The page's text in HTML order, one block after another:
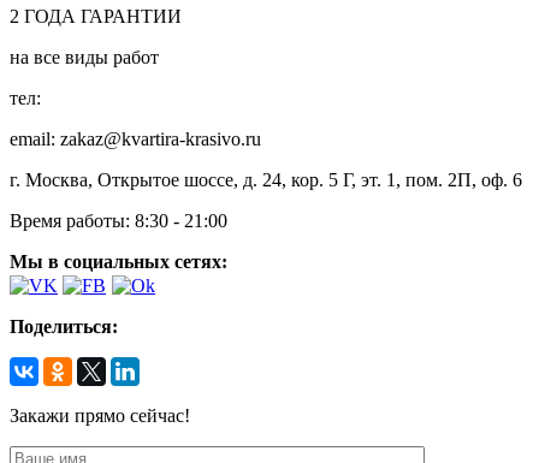
2 ГОДА ГАРАНТИИ
на все виды работ
тел:
email: zakaz@kvartira-krasivo.ru
г. Москва, Открытое шоссе, д. 24, кор. 5 Г, эт. 1, пом. 2П, оф. 6
Время работы: 8:30 - 21:00
Мы в социальных сетях:
Поделиться:
Закажи прямо сейчас!